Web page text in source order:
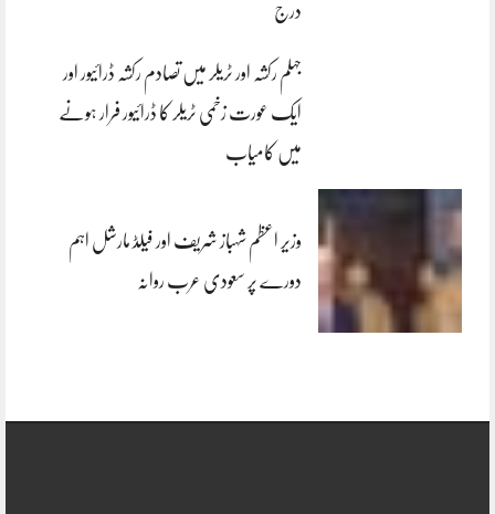
درج
جہلم رکشہ اور ٹریلر میں تصادم رکشہ ڈرائیور اور
ایک عورت زخمی ٹریلر کا ڈرائیور فرار ہونے
میں کامیاب
وزیر اعظم شہباز شریف اور فیلڈ مارشل اہم
دورے پر سعودی عرب روانہ